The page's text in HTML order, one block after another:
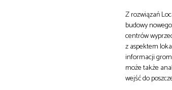
Z rozwiązań
budowy
centrów
z aspektem
informacji
może także
wejść do